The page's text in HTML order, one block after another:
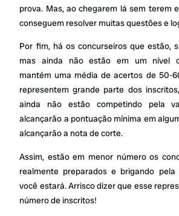
prova. Mas, ao chegarem lá sem terem
conseguem resolver muitas questões e
Por fim, há os concurseiros que estão,
mas ainda não estão em um nível
mantém uma média de acertos de 50-
representem grande parte dos
ainda não estão competindo pela
alcançarão a pontuação mínima em
alcançarão a nota de corte.
Assim, estão em menor número os
realmente preparados e brigando
você estará. Arrisco dizer que esse
número de inscritos!